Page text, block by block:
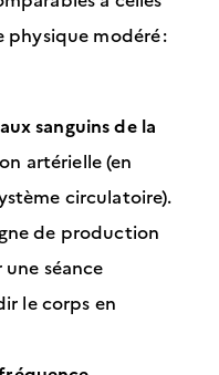
physique modéré :
sanguins de la
artérielle (en
circulatoire).
de production
séance
le corps en